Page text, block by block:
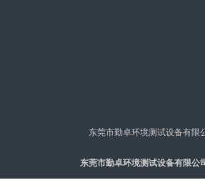
东莞市勤卓环境测试设备有限
东莞市勤卓环境测试设备有限公